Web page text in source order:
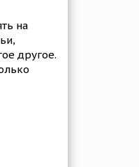
на
другое.